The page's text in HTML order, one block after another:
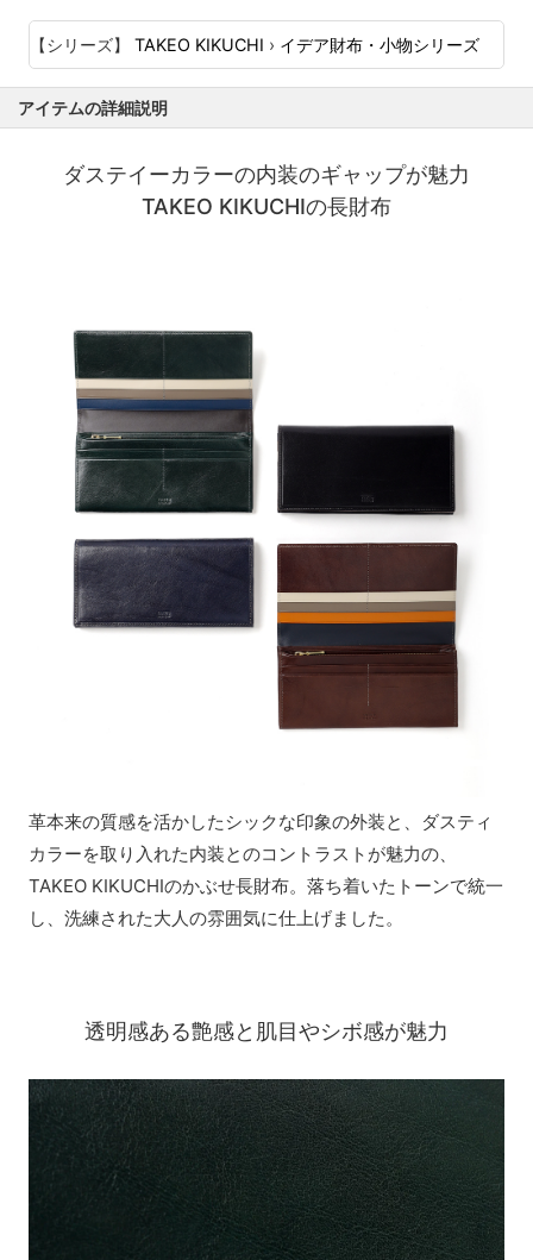
【シリーズ】 TAKEO KIKUCHI › イデア財布・小物シリーズ
アイテムの詳細説明
ダステイーカラーの内装のギャップが魅力
TAKEO KIKUCHIの長財布
革本来の質感を活かしたシックな印象の外装と、ダスティ
カラーを取り入れた内装とのコントラストが魅力の、
TAKEO KIKUCHIのかぶせ長財布。落ち着いたトーンで統一
し、洗練された大人の雰囲気に仕上げました。
透明感ある艶感と肌目やシボ感が魅力